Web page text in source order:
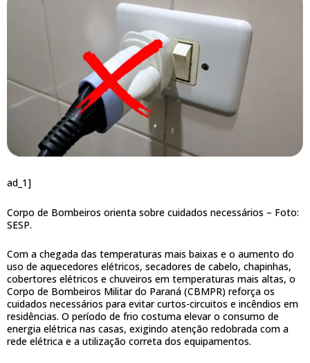
ad_1]
Corpo de Bombeiros orienta sobre cuidados necessários – Foto:
SESP.
Com a chegada das temperaturas mais baixas e o aumento do
uso de aquecedores elétricos, secadores de cabelo, chapinhas,
cobertores elétricos e chuveiros em temperaturas mais altas, o
Corpo de Bombeiros Militar do Paraná (CBMPR) reforça os
cuidados necessários para evitar curtos-circuitos e incêndios em
residências. O período de frio costuma elevar o consumo de
energia elétrica nas casas, exigindo atenção redobrada com a
rede elétrica e a utilização correta dos equipamentos.